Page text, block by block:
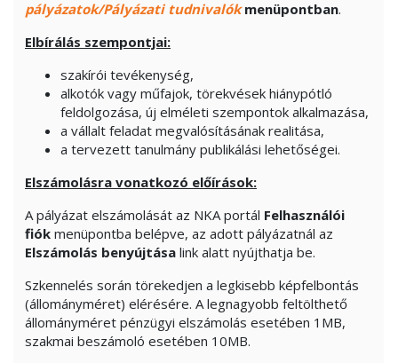
pályázatok/Pályázati tudnivalók menüpontban.
Elbírálás szempontjai:
szakírói tevékenység,
alkotók vagy műfajok, törekvések hiánypótló
feldolgozása, új elméleti szempontok alkalmazása,
a vállalt feladat megvalósításának realitása,
a tervezett tanulmány publikálási lehetőségei.
Elszámolásra vonatkozó előírások:
A pályázat elszámolását az NKA portál Felhasználói
fiók menüpontba belépve, az adott pályázatnál az
Elszámolás benyújtása link alatt nyújthatja be.
Szkennelés során törekedjen a legkisebb képfelbontás
(állományméret) elérésére. A legnagyobb feltölthető
állományméret pénzügyi elszámolás esetében 1MB,
szakmai beszámoló esetében 10MB.